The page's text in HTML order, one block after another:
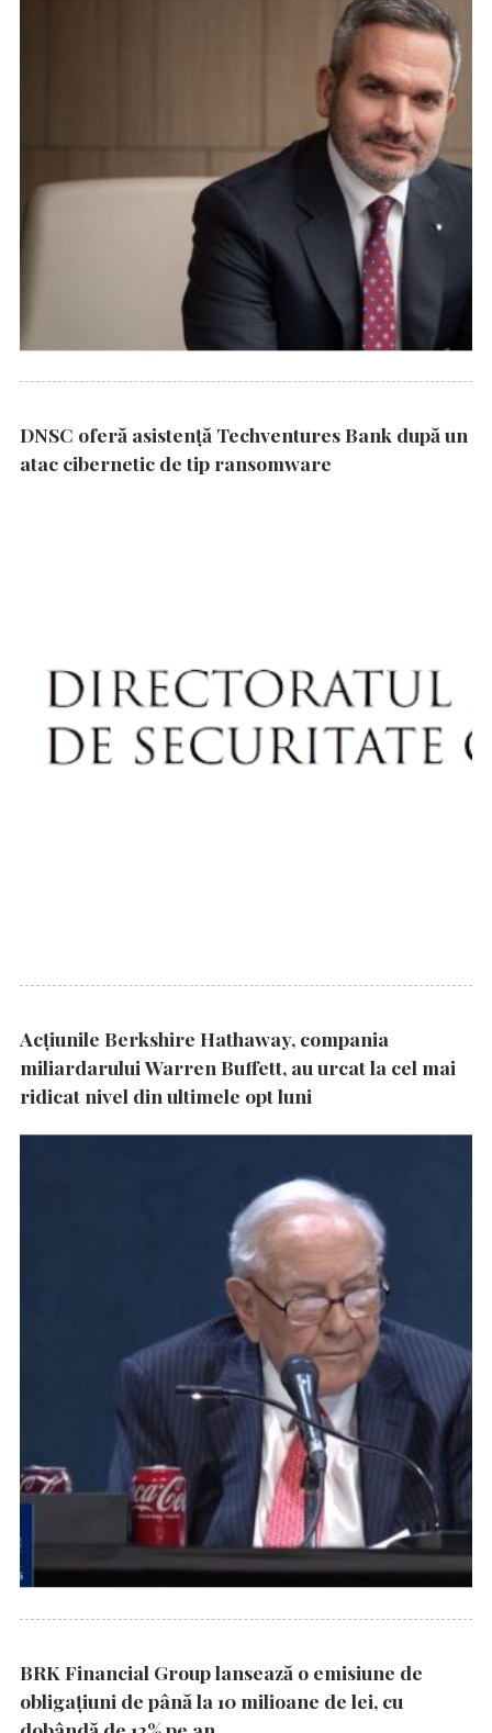
DNSC oferă asistență Techventures Bank după un
atac cibernetic de tip ransomware
Acțiunile Berkshire Hathaway, compania
miliardarului Warren Buffett, au urcat la cel mai
ridicat nivel din ultimele opt luni
BRK Financial Group lansează o emisiune de
obligațiuni de până la 10 milioane de lei, cu